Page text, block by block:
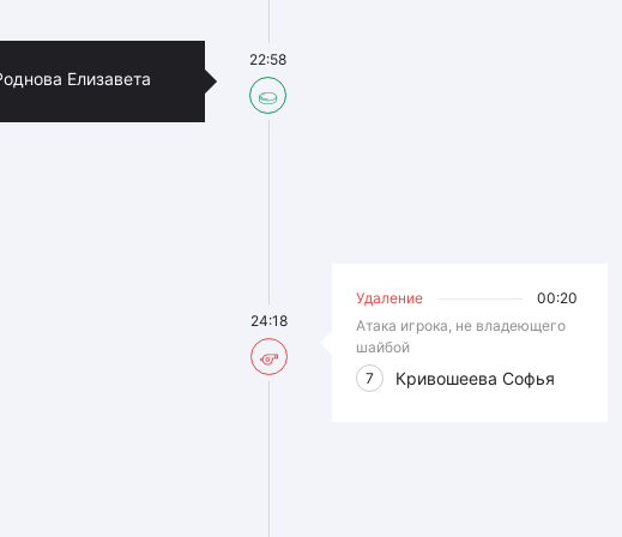
Елизавета
22:58
Удаление
00:20
Атака игрока, не владеющего
шайбой
7
Кривошеева Софья
24:18